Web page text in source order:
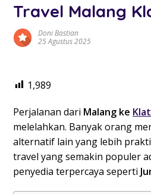
Travel Malang
Doni Bastian
25 Agustus 2025
1,989
Perjalanan dari Malang ke
melelahkan. Banyak orang
alternatif lain yang lebih
travel yang semakin populer
penyedia terpercaya seperti